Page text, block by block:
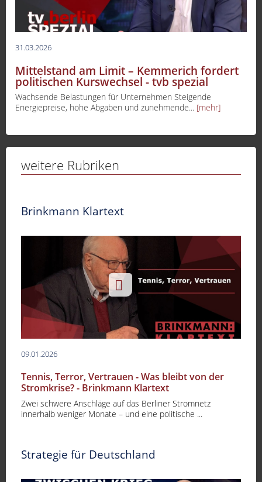
31.03.2026
Mittelstand am Limit – Kemmerich fordert
politischen Kurswechsel - tvb spezial
Wachsende Belastungen für Unternehmen Steigende
Energiepreise, hohe Abgaben und zunehmende... [mehr]
weitere Rubriken
Brinkmann Klartext
09.01.2026
Tennis, Terror, Vertrauen - Was bleibt von der
Stromkrise? - Brinkmann Klartext
Zwei schwere Anschläge auf das Berliner Stromnetz
innerhalb weniger Monate – und eine politische ...
Strategie für Deutschland